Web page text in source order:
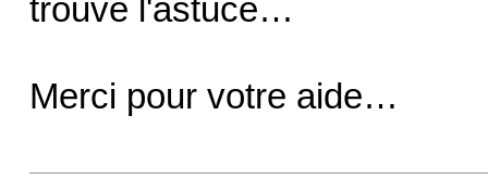
trouvé l'astuce…
Merci pour votre aide…